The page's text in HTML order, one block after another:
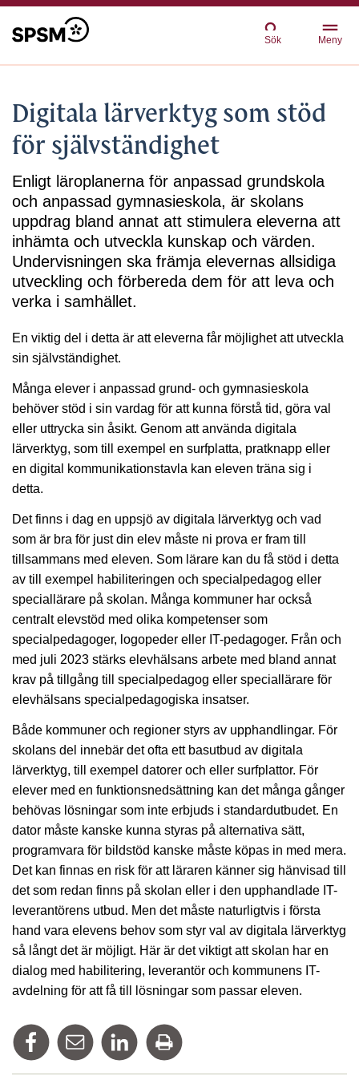
Sök Meny
Digitala lärverktyg som stöd
för självständighet
Enligt läroplanerna för anpassad grundskola
och anpassad gymnasieskola, är skolans
uppdrag bland annat att stimulera eleverna att
inhämta och utveckla kunskap och värden.
Undervisningen ska främja elevernas allsidiga
utveckling och förbereda dem för att leva och
verka i samhället.
En viktig del i detta är att eleverna får möjlighet att utveckla
sin självständighet.
Många elever i anpassad grund- och gymnasieskola
behöver stöd i sin vardag för att kunna förstå tid, göra val
eller uttrycka sin åsikt. Genom att använda digitala
lärverktyg, som till exempel en surfplatta, pratknapp eller
en digital kommunikationstavla kan eleven träna sig i
detta.
Det finns i dag en uppsjö av digitala lärverktyg och vad
som är bra för just din elev måste ni prova er fram till
tillsammans med eleven. Som lärare kan du få stöd i detta
av till exempel habiliteringen och specialpedagog eller
speciallärare på skolan. Många kommuner har också
centralt elevstöd med olika kompetenser som
specialpedagoger, logopeder eller IT-pedagoger. Från och
med juli 2023 stärks elevhälsans arbete med bland annat
krav på tillgång till specialpedagog eller speciallärare för
elevhälsans specialpedagogiska insatser.
Både kommuner och regioner styrs av upphandlingar. För
skolans del innebär det ofta ett basutbud av digitala
lärverktyg, till exempel datorer och eller surfplattor. För
elever med en funktionsnedsättning kan det många gånger
behövas lösningar som inte erbjuds i standardutbudet. En
dator måste kanske kunna styras på alternativa sätt,
programvara för bildstöd kanske måste köpas in med mera.
Det kan finnas en risk för att läraren känner sig hänvisad till
det som redan finns på skolan eller i den upphandlade IT-
leverantörens utbud. Men det måste naturligtvis i första
hand vara elevens behov som styr val av digitala lärverktyg
så långt det är möjligt. Här är det viktigt att skolan har en
dialog med habilitering, leverantör och kommunens IT-
avdelning för att få till lösningar som passar eleven.
Dela på Facebook
Tipsa via mailDela på Linkedin